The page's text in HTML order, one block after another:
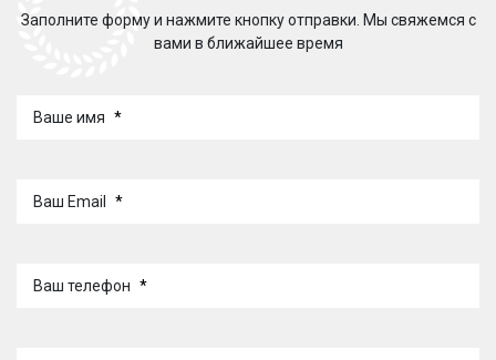
Заполните форму и нажмите кнопку отправки. Мы свяжемся с
вами в ближайшее время
Ваше имя *
Ваш Email *
Ваш телефон *